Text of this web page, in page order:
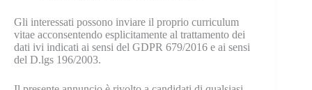
Gli interessati possono inviare il proprio curriculum
vitae acconsentendo esplicitamente al trattamento dei
dati ivi indicati ai sensi del GDPR 679/2016 e ai sensi
del D.lgs 196/2003.